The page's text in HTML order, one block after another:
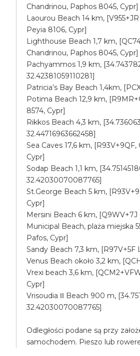
Chandrinou, Paphos 8045, Cypr]
Laourou Beach 14 km,
Peyia 8106, Cypr]
Lighthouse Beach 1,7 km,
Chandrinou, Paphos 8045, Cypr]
Pachyammos 1,9 km,
32.42381059110281]
Patricia’s Bay Beach 1,4km,
Potima Beach 12,9 km,
8574, Cypr]
Rikkos Beach 4,3 km,
32.44716963662458]
Sea Caves 17,6 km, [R93V+9QF,
Cypr]
Sodap Beach 1,1 km,
32.42030070087765]
St.George Beach 5 km,
Cypr]
Mersini Beach 6 km, [Q9WV+7J
Municipal Beach, plaża miejska
Pafos, Cypr]
Sandy Beach 7,3 km, [R97V+5F
Venus Beach około 3,2 km,
Vrexi beach 3,6 km,
Cypr]
Vrisoudia ΙΙ Beach 900 m,
32.42030070087765]
Odległości podane są przy
samochodem. Pieszo lub